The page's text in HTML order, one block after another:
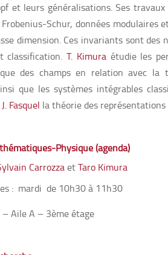
et leurs généralisations. Ses
Schur, données modulaires
dimension. Ces invariants sont
classification.T. Kimuraétudie les
des champs en relation avec la
que les systèmes intégrables
J. Fasquel la théorie des représentations
Physique (agenda)
CarrozzaetTaro Kimura
: mardi de 10h30 à 11h30
Aile A – 3ème étage